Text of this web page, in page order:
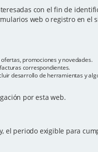
con el fin de
web o registro en el
promociones y novedades.
correspondientes.
desarrollo de herramientas y
por esta web.
periodo exigible para